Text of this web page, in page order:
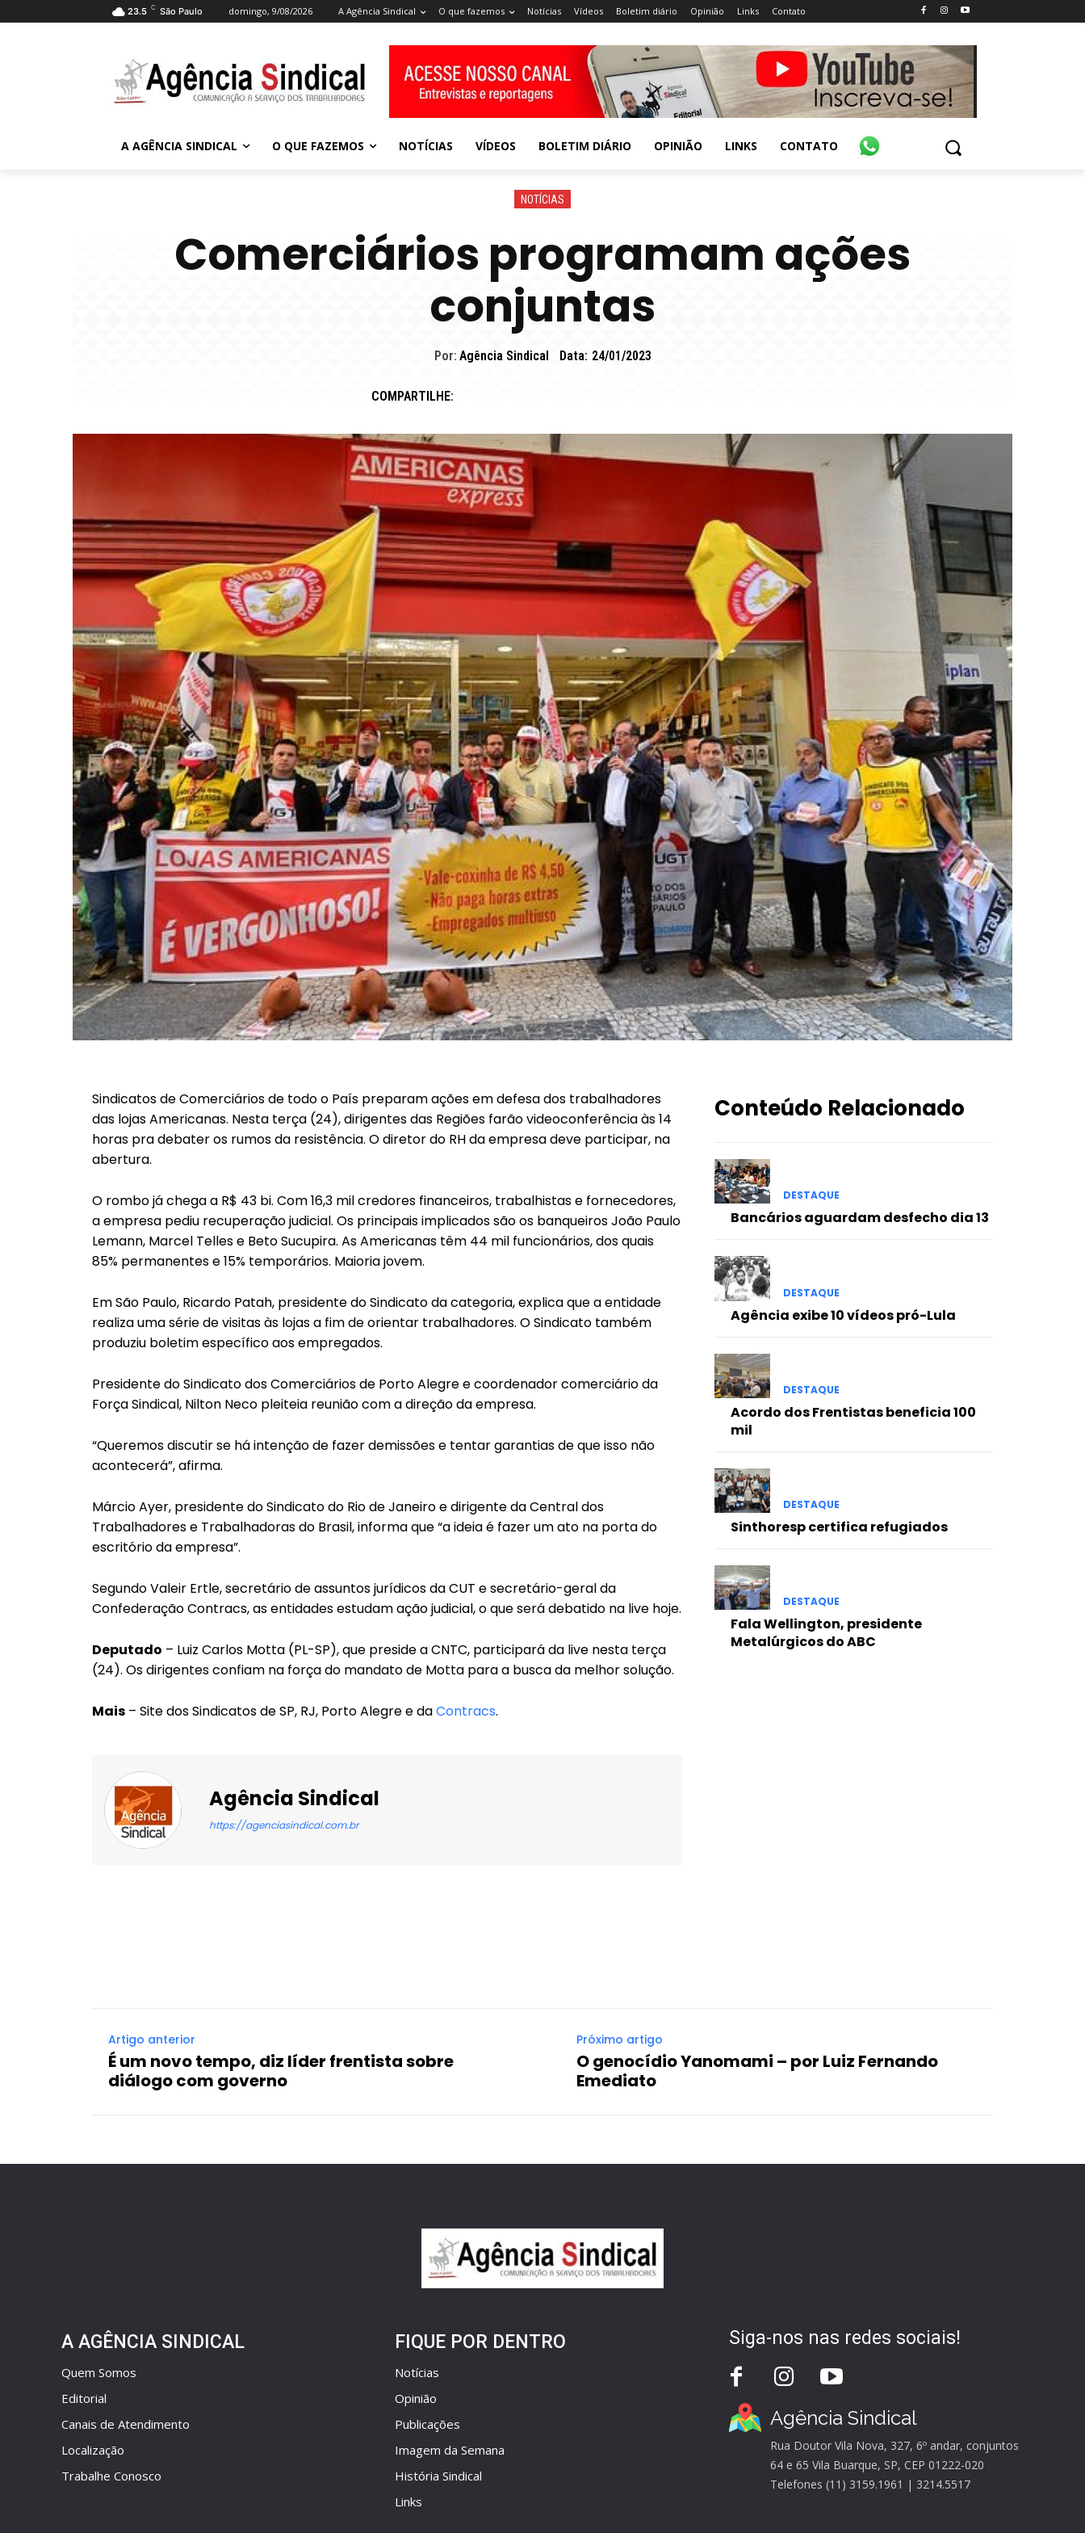
23.5 C São Paulo domingo, 9/08/2026 A Agência Sindical O que fazemos Notícias Vídeos Boletim diário Opinião Links Contato
A AGÊNCIA SINDICAL O QUE FAZEMOS NOTÍCIAS VÍDEOS BOLETIM DIÁRIO OPINIÃO LINKS CONTATO
NOTÍCIAS
Comerciários programam ações
conjuntas
Por: Agência Sindical Data: 24/01/2023
COMPARTILHE:
Sindicatos de Comerciários de todo o País preparam ações em defesa dos trabalhadores
das lojas Americanas. Nesta terça (24), dirigentes das Regiões farão videoconferência às 14
horas pra debater os rumos da resistência. O diretor do RH da empresa deve participar, na
abertura.
O rombo já chega a R$ 43 bi. Com 16,3 mil credores financeiros, trabalhistas e fornecedores,
a empresa pediu recuperação judicial. Os principais implicados são os banqueiros João Paulo
Lemann, Marcel Telles e Beto Sucupira. As Americanas têm 44 mil funcionários, dos quais
85% permanentes e 15% temporários. Maioria jovem.
Em São Paulo, Ricardo Patah, presidente do Sindicato da categoria, explica que a entidade
realiza uma série de visitas às lojas a fim de orientar trabalhadores. O Sindicato também
produziu boletim específico aos empregados.
Presidente do Sindicato dos Comerciários de Porto Alegre e coordenador comerciário da
Força Sindical, Nilton Neco pleiteia reunião com a direção da empresa.
“Queremos discutir se há intenção de fazer demissões e tentar garantias de que isso não
acontecerá”, afirma.
Márcio Ayer, presidente do Sindicato do Rio de Janeiro e dirigente da Central dos
Trabalhadores e Trabalhadoras do Brasil, informa que “a ideia é fazer um ato na porta do
escritório da empresa”.
Segundo Valeir Ertle, secretário de assuntos jurídicos da CUT e secretário-geral da
Confederação Contracs, as entidades estudam ação judicial, o que será debatido na live hoje.
Deputado – Luiz Carlos Motta (PL-SP), que preside a CNTC, participará da live nesta terça
(24). Os dirigentes confiam na força do mandato de Motta para a busca da melhor solução.
Mais – Site dos Sindicatos de SP, RJ, Porto Alegre e daContracs.
Agência Sindical
https://agenciasindical.com.br
Conteúdo Relacionado
DESTAQUE
Bancários aguardam desfecho dia 13
DESTAQUE
Agência exibe 10 vídeos pró-Lula
DESTAQUE
Acordo dos Frentistas beneficia 100
mil
DESTAQUE
Sinthoresp certifica refugiados
DESTAQUE
Fala Wellington, presidente
Metalúrgicos do ABC
Artigo anterior
É um novo tempo, diz líder frentista sobre
diálogo com governo
Próximo artigo
O genocídio Yanomami – por Luiz Fernando
Emediato
A AGÊNCIA SINDICAL
Quem Somos
Editorial
Canais de Atendimento
Localização
Trabalhe Conosco
FIQUE POR DENTRO
Notícias
Opinião
Publicações
Imagem da Semana
História Sindical
Links
Siga-nos nas redes sociais!
Agência Sindical
Rua Doutor Vila Nova, 327, 6º andar, conjuntos
64 e 65 Vila Buarque, SP, CEP 01222-020
Telefones (11) 3159.1961 | 3214.5517